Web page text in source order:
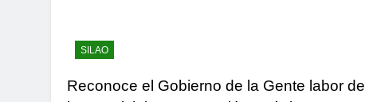
SILAO
Reconoce el Gobierno de la Gente labor de